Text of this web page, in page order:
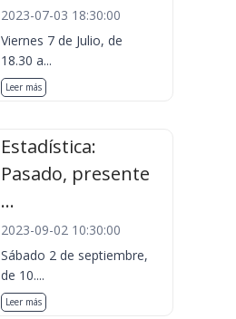
2023-07-03 18:30:00
Viernes 7 de Julio, de
18.30 a...
Leer más
Estadística:
Pasado, presente
...
2023-09-02 10:30:00
Sábado 2 de septiembre,
de 10....
Leer más